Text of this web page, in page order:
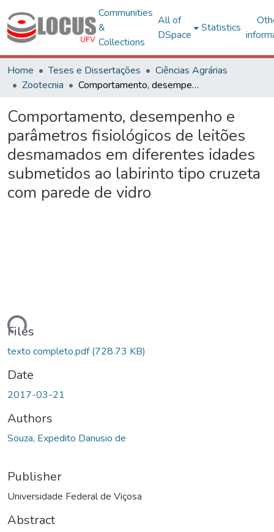
Communities
&
Collections
All of
DSpace
Statistics
Home Teses e Dissertações
Ciências Agrárias
Zootecnia
Comportamento, desempenho e parâmetros fisiológicos de leitões desmamados em diferentes idades submetidos ao labirinto tipo cruzeta com parede de vidro
Comportamento, desempenho e
parâmetros fisiológicos de leitões
desmamados em diferentes idades
submetidos ao labirinto tipo cruzeta
com parede de vidro
Files
texto completo.pdf(728.73 KB)
Date
2017-03-21
Authors
Souza, Expedito Danusio de
Publisher
Universidade Federal de Viçosa
Abstract